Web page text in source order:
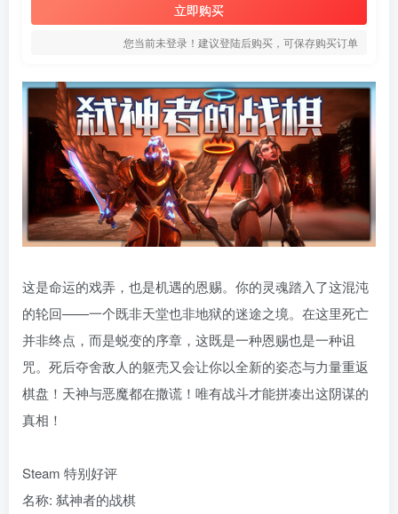
立即购买
您当前未登录！建议登陆后购买，可保存购买订单
这是命运的戏弄，也是机遇的恩赐。你的灵魂踏入了这混沌
的轮回——一个既非天堂也非地狱的迷途之境。在这里死亡
并非终点，而是蜕变的序章，这既是一种恩赐也是一种诅
咒。死后夺舍敌人的躯壳又会让你以全新的姿态与力量重返
棋盘！天神与恶魔都在撒谎！唯有战斗才能拼凑出这阴谋的
真相！
Steam 特别好评
名称: 弑神者的战棋